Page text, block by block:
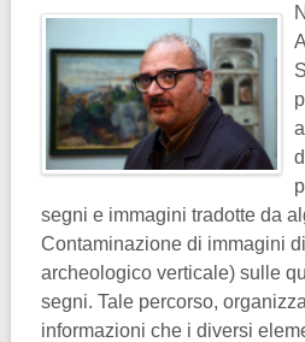
segni e immagini tradotte da
Contaminazione di immagini
archeologico verticale) sulle
segni. Tale percorso,
informazioni che i diversi